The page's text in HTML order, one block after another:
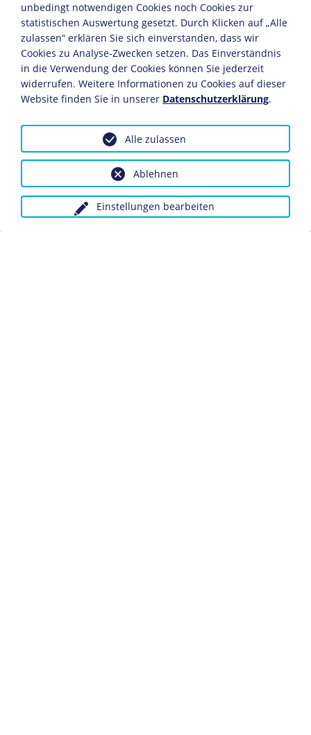
Sowjetunion, Dezember 1943
Papier
27,2 x 21,6 cm
Bildnachweis: Deutsches Historisches Museum,
Berlin
Inv.-Nr.: Do 73/128.1II
Diese und andere Flugblattserien wurden zum Teil sehr
aufwändig gestaltet, vor allem die sowjetischen
Ausgaben bedienten sich ausgiebig der Fotomontage-
und Collagetechnik.
Dieses Objekt ist eingebunden in folgende LeMO-Seite:
unbedingt notwendigen Cookies noch Cookies zur
statistischen Auswertung gesetzt. Durch Klicken auf „Alle
zulassen“ erklären Sie sich einverstanden, dass wir
Cookies zu Analyse-Zwecken setzen. Das Einverständnis
in die Verwendung der Cookies können Sie jederzeit
widerrufen. Weitere Informationen zu Cookies auf dieser
Website finden Sie in unserer Datenschutzerklärung.
Einstellungen bearbeiten
Ablehnen
Alle zulassen